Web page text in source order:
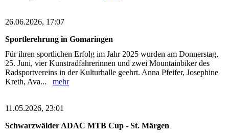
26.06.2026, 17:07
Sportlerehrung in Gomaringen
Für ihren sportlichen Erfolg im Jahr 2025 wurden am Donnerstag,
25. Juni, vier Kunstradfahrerinnen und zwei Mountainbiker des
Radsportvereins in der Kulturhalle geehrt. Anna Pfeifer, Josephine
Kreth, Ava... mehr
11.05.2026, 23:01
Schwarzwälder ADAC MTB Cup - St. Märgen